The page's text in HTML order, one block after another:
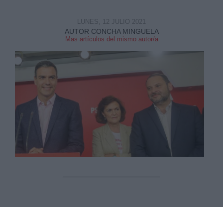
AUTOR CONCHA MINGUELA
Mas artículos del mismo autor/a
LUNES, 12 JULIO 2021